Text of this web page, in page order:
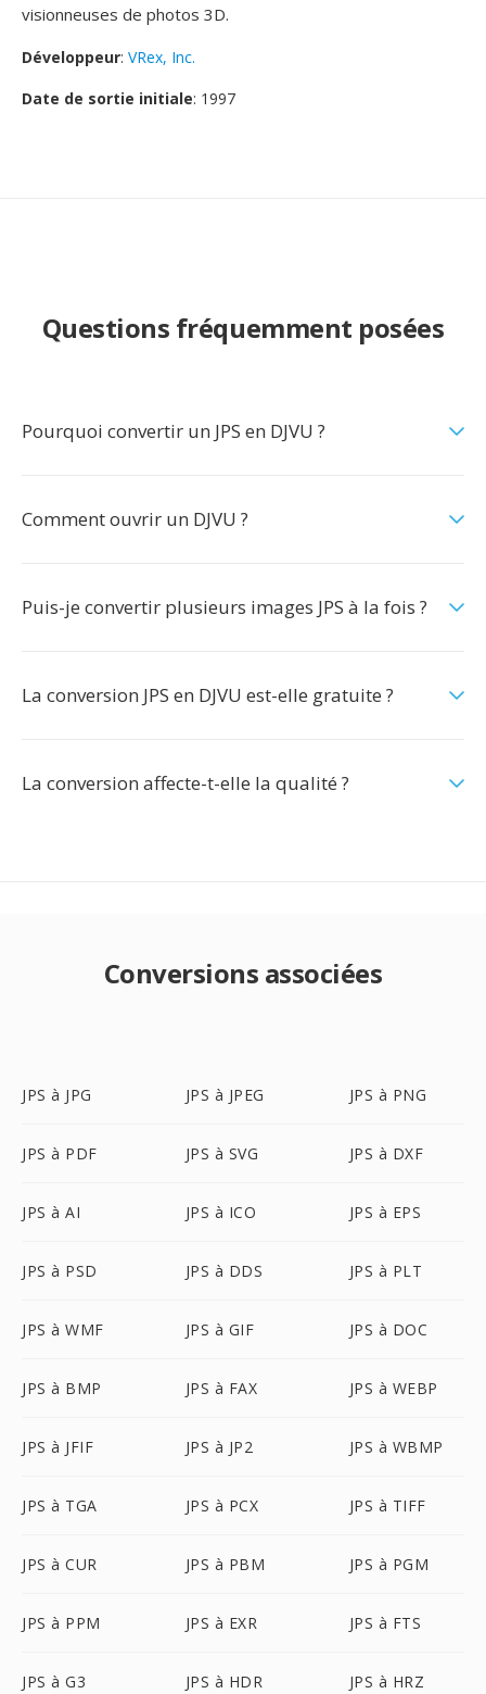
visionneuses de photos 3D.
Développeur: VRex, Inc.
Date de sortie initiale: 1997
Questions fréquemment posées
Pourquoi convertir un JPS en DJVU ?
Comment ouvrir un DJVU ?
Puis-je convertir plusieurs images JPS à la fois ?
La conversion JPS en DJVU est-elle gratuite ?
La conversion affecte-t-elle la qualité ?
Conversions associées
JPS à JPG JPS à JPEG JPS à PNG
JPS à PDF JPS à SVG JPS à DXF
JPS à AI JPS à ICO JPS à EPS
JPS à PSD JPS à DDS JPS à PLT
JPS à WMF JPS à GIF JPS à DOC
JPS à BMP JPS à FAX JPS à WEBP
JPS à JFIF JPS à JP2 JPS à WBMP
JPS à TGA JPS à PCX JPS à TIFF
JPS à CUR JPS à PBM JPS à PGM
JPS à PPM JPS à EXR JPS à FTS
JPS à G3 JPS à HDR JPS à HRZ